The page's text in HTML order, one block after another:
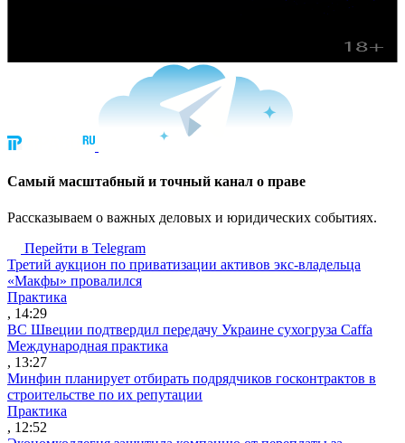
Cамый масштабный и точный канал о праве
Рассказываем о важных деловых и юридических событиях.
Перейти в Telegram
Третий аукцион по приватизации активов экс-владельца
«Макфы» провалился
Практика
, 14:29
ВС Швеции подтвердил передачу Украине сухогруза Caffa
Международная практика
, 13:27
Минфин планирует отбирать подрядчиков госконтрактов в
строительстве по их репутации
Практика
, 12:52